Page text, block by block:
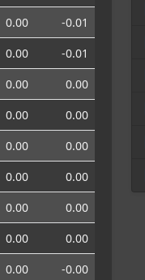
0.00
-0.01
0.00
-0.01
0.00
0.00
0.00
0.00
0.00
0.00
0.00
0.00
0.00
0.00
0.00
0.00
0.00 -0.00